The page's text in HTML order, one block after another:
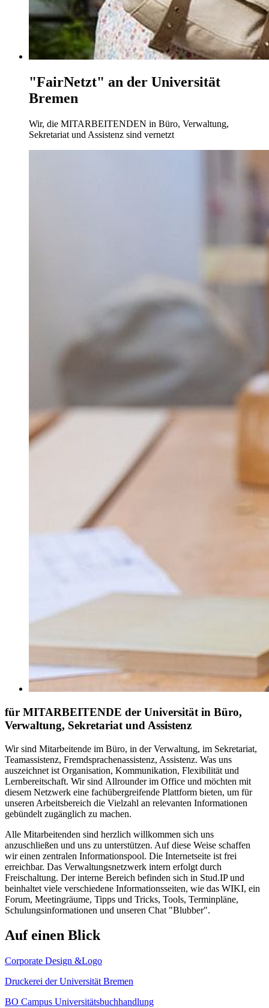
"FairNetzt" an der Universität
Bremen
Wir, die MITARBEITENDEN in Büro, Verwaltung,
Sekretariat und Assistenz sind vernetzt
für MITARBEITENDE der Universität in Büro,
Verwaltung, Sekretariat und Assistenz
Wir sind Mitarbeitende im Büro, in der Verwaltung, im Sekretariat,
Teamassistenz, Fremdsprachenassistenz, Assistenz. Was uns
auszeichnet ist Organisation, Kommunikation, Flexibilität und
Lernbereitschaft. Wir sind Allrounderim Office und möchten mit
diesem Netzwerk eine fachübergreifende Plattform bieten, um für
unseren Arbeitsbereich die Vielzahl an relevanten Informationen
gebündelt zugänglich zu machen.
Alle Mitarbeitenden sind herzlich willkommen sich uns
anzuschließen und uns zu unterstützen. Auf diese Weise schaffen
wir einen zentralen Informationspool. Die Internetseite ist frei
erreichbar. Das Verwaltungsnetzwerk intern erfolgt durch
Freischaltung. Der interne Bereich befinden sich in Stud.IP und
beinhaltet viele verschiedene Informationsseiten, wie das WIKI, ein
Forum, Meetingräume, Tipps und Tricks, Tools, Terminpläne,
Schulungsinformationen und unseren Chat "Blubber".
Auf einen Blick
Corporate Design &Logo
Druckerei der Universität Bremen
BO Campus Universitätsbuchhandlung